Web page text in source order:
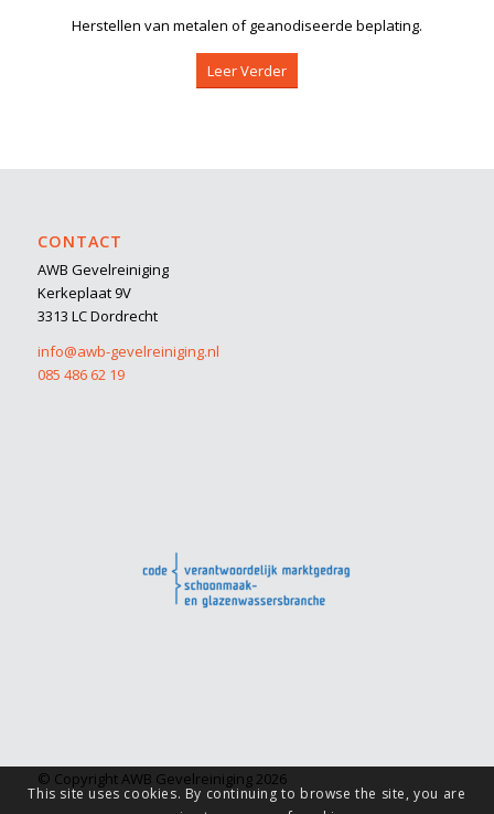
Herstellen van metalen of geanodiseerde beplating.
Leer Verder
CONTACT
AWB Gevelreiniging
Kerkeplaat 9V
3313 LC Dordrecht
info@awb-gevelreiniging.nl
085 486 62 19
© Copyright AWB Gevelreiniging 2026
This site uses cookies. By continuing to browse the site, you are